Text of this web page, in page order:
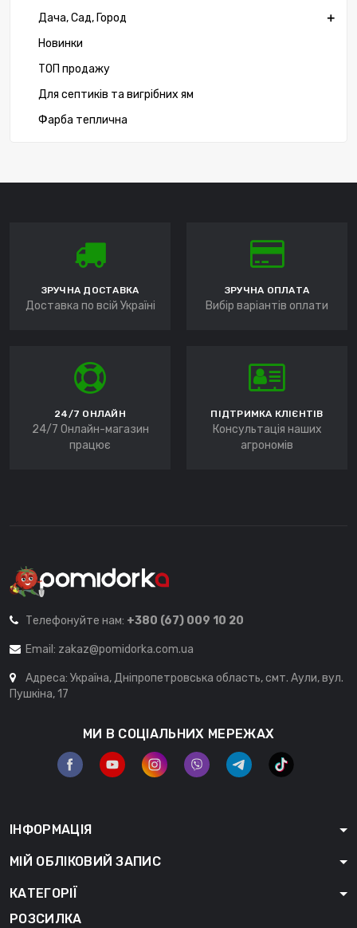
Дача, Сад, Город
Новинки
ТОП продажу
Для септиків та вигрібних ям
Фарба теплична
ЗРУЧНА ДОСТАВКА
Доставка по всій Україні
ЗРУЧНА ОПЛАТА
Вибір варіантів оплати
24/7 ОНЛАЙН
24/7 Онлайн-магазин
працює
ПІДТРИМКА КЛІЄНТІВ
Консультація наших
агрономів
Телефонуйте нам: +380 (67) 009 10 20
Email: zakaz@pomidorka.com.ua
Адреса: Україна, Дніпропетровська область, смт. Аули, вул.
Пушкіна, 17
МИ В СОЦІАЛЬНИХ МЕРЕЖАХ
ІНФОРМАЦІЯ
МІЙ ОБЛІКОВИЙ ЗАПИС
КАТЕГОРІЇ
РОЗСИЛКА